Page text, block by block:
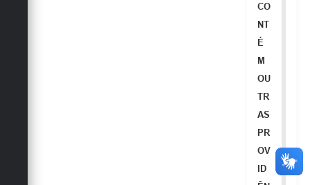
CO
NT
É
M
OU
TR
AS
PR
OV
ID